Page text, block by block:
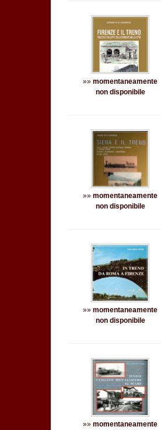
»»momentaneamente
non disponibile
»»momentaneamente
non disponibile
»»momentaneamente
non disponibile
»»momentaneamente